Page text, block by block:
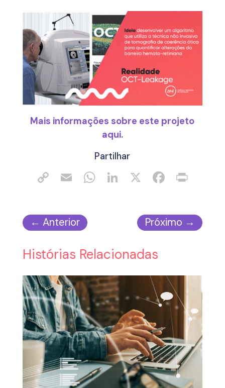
Mais informações sobre este projeto
aqui.
Partilhar
← Anterior Próximo →
Histórias Relacionadas